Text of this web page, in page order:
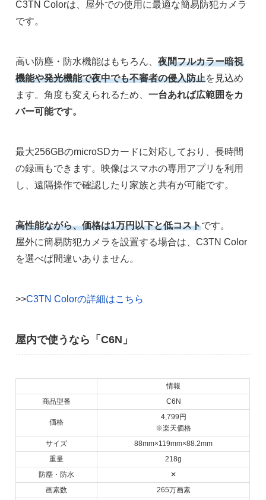
C3TN Colorは、屋外での使用に最適な簡易防犯カメラ
です。
高い防塵・防水機能はもちろん、夜間フルカラー暗視
機能や発光機能で夜中でも不審者の侵入防止を見込め
ます。角度も変えられるため、一台あれば広範囲をカ
バー可能です。
最大256GBのmicroSDカードに対応しており、長時間
の録画もできます。映像はスマホの専用アプリを利用
し、遠隔操作で確認したり家族と共有が可能です。
高性能ながら、価格は1万円以下と低コストです。
屋外に簡易防犯カメラを設置する場合は、C3TN Color
を選べば間違いありません。
>>C3TN Colorの詳細はこちら
屋内で使うなら「C6N」
情報
商品型番
C6N
価格
4,799円
※楽天価格
サイズ
88mm×119mm×88.2mm
重量
218g
防塵・防水
✕
画素数
265万画素